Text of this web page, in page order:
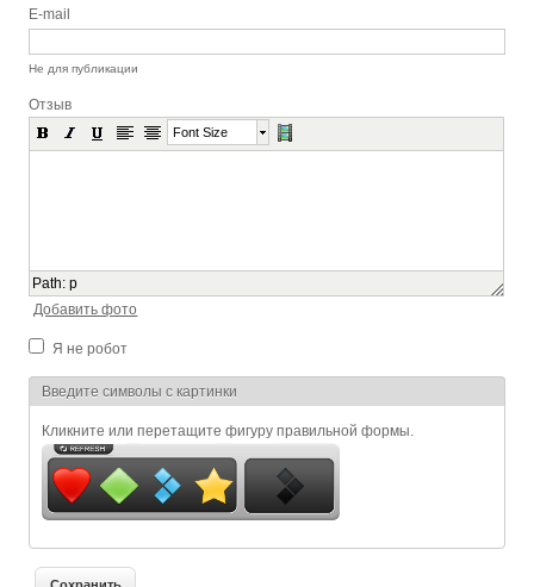
E-mail
Не для публикации
Отзыв
Font Size
Path:p
Добавить фото
Я не робот
Я спамер
Введите символы с картинки
Кликните или перетащите фигуру правильной формы.